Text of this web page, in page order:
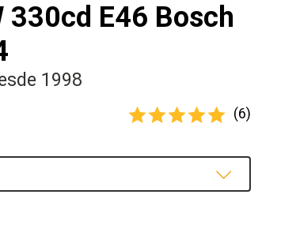
330cd E46 Bosch
1998
(6)